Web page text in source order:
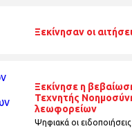
Ξεκίνησαν οι
Ξεκίνησε η
Τεχνητής
λεωφορείων
Ψηφιακά οι